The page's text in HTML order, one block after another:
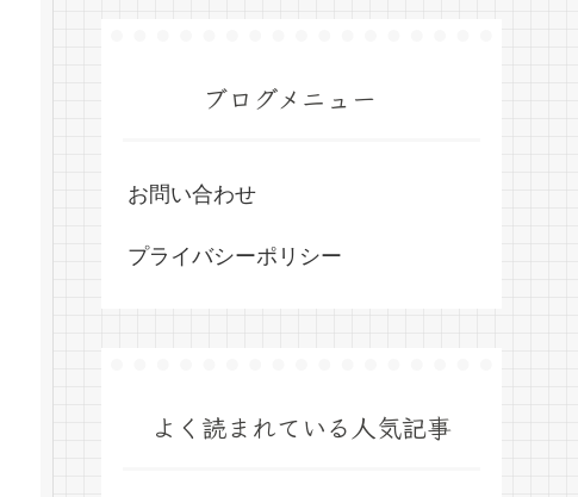
ブログメニュー
お問い合わせ
プライバシーポリシー
よく読まれている人気記事